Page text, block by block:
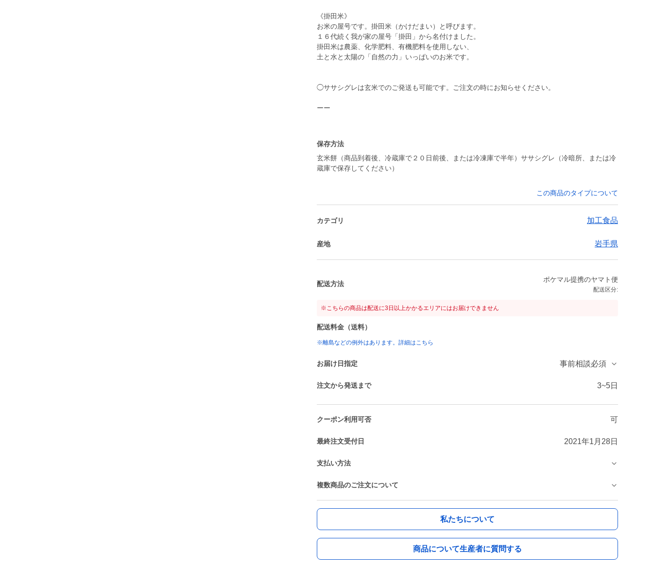
《掛田米》
お米の屋号です。掛田米（かけだまい）と呼びます。
１６代続く我が家の屋号「掛田」から名付けました。
掛田米は農薬、化学肥料、有機肥料を使用しない、
土と水と太陽の「自然の力」いっぱいのお米です。
◯ササシグレは玄米でのご発送も可能です。ご注文の時にお知らせください。
ーー
保存方法
玄米餅（商品到着後、冷蔵庫で２０日前後、または冷凍庫で半年）ササシグレ（冷暗所、または冷
蔵庫で保存してください）
この商品のタイプについて
カテゴリ 加工食品
産地 岩手県
配送方法
ポケマル提携のヤマト便
配送区分:
※こちらの商品は配送に3日以上かかるエリアにはお届けできません
配送料金（送料）
※離島などの例外はあります。詳細はこちら
お届け日指定 事前相談必須
注文から発送まで 3~5日
クーポン利用可否 可
最終注文受付日 2021年1月28日
支払い方法
複数商品のご注文について
私たちについて
商品について生産者に質問する